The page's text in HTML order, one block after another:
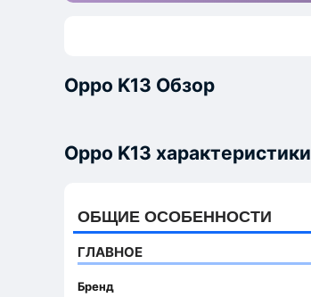
Oppo K13 Обзор
Oppo K13 характеристики
ОБЩИЕ ОСОБЕННОСТИ
ГЛАВНОЕ
Бренд